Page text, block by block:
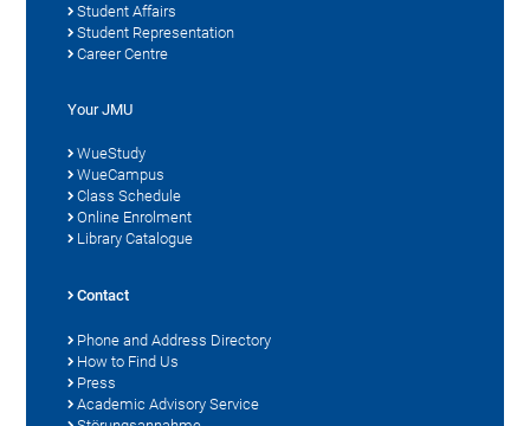
Student Affairs
Student Representation
Career Centre
Your JMU
WueStudy
WueCampus
Class Schedule
Online Enrolment
Library Catalogue
Contact
Phone and Address Directory
How to Find Us
Press
Academic Advisory Service